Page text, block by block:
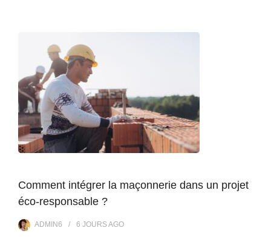
Comment intégrer la maçonnerie dans un projet
éco-responsable ?
ADMIN6 6 JOURSAGO